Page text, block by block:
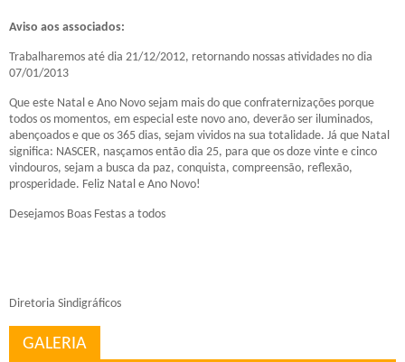
Aviso aos associados:
Trabalharemos até dia 21/12/2012, retornando nossas atividades no dia
07/01/2013
Que este Natal e Ano Novo sejam mais do que confraternizações porque
todos os momentos, em especial este novo ano, deverão ser iluminados,
abençoados e que os 365 dias, sejam vividos na sua totalidade. Já que Natal
significa: NASCER, nasçamos então dia 25, para que os doze vinte e cinco
vindouros, sejam a busca da paz, conquista, compreensão, reflexão,
prosperidade. Feliz Natal e Ano Novo!
Desejamos Boas Festas a todos
Diretoria Sindigráficos
GALERIA